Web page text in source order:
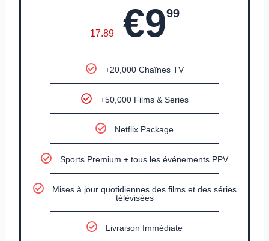
17.89 €999
+20,000 Chaînes TV
+50,000 Films & Series
Netflix Package
Sports Premium + tous les événements PPV
Mises à jour quotidiennes des films et des séries
télévisées
Livraison Immédiate